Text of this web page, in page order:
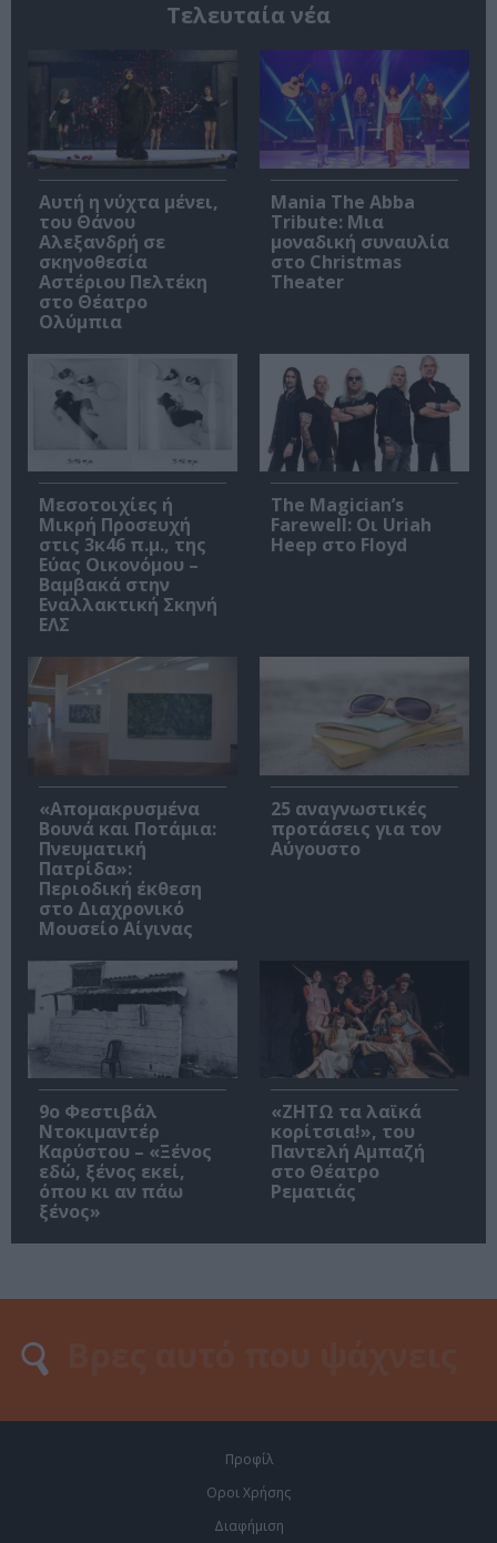
Τελευταία νέα
Αυτή η νύχτα μένει,
του Θάνου
Αλεξανδρή σε
σκηνοθεσία
Αστέριου Πελτέκη
στο Θέατρο
Ολύμπια
Mania The Abba
Tribute: Μια
μοναδική συναυλία
στο Christmas
Theater
Μεσοτοιχίες ή
Μικρή Προσευχή
στις 3κ46 π.μ., της
Εύας Οικονόμου –
Βαμβακά στην
Εναλλακτική Σκηνή
ΕΛΣ
The Magician’s
Farewell: Οι Uriah
Heep στο Floyd
«Απομακρυσμένα
Βουνά και Ποτάμια:
Πνευματική
Πατρίδα»:
Περιοδική έκθεση
στο Διαχρονικό
Μουσείο Αίγινας
25 αναγνωστικές
προτάσεις για τον
Αύγουστο
9ο Φεστιβάλ
Ντοκιμαντέρ
Καρύστου – «Ξένος
εδώ, ξένος εκεί,
όπου κι αν πάω
ξένος»
«ΖΗΤΩ τα λαϊκά
κορίτσια!», του
Παντελή Αμπαζή
στο Θέατρο
Ρεματιάς
Προφίλ
Οροι Χρήσης
Διαφήμιση